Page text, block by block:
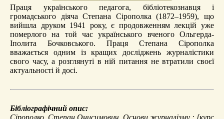
Праця українського педагога, бібліотекознавця і
громадського діяча Степана Сірополка (1872–1959), що
вийшла друком 1941 року, є продовженням лекцій уже
померлого на той час українського вченого Ольгерда-
Іполита Бочковського. Праця Степана Сірополка
вважається одним із кращих досліджень журналістики
свого часу, а розглянуті в ній питання не втратили своєї
актуальності й досі.
Бібліографічний опис:
Сірополко, Степан Онисимович. Основи журналізму : [курс